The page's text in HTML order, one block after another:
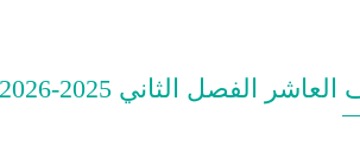
الثاني 2025-2026 أ سيد بدراوي